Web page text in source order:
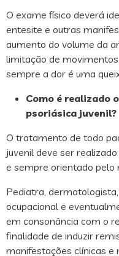
O exame físico deverá
entesite e outras
aumento do volume da
limitação de
sempre a dor é uma
Como é
psoriásica juvenil?
O tratamento de todo
juvenil deve ser
e sempre orientado pelo
Pediatra,
ocupacional e
em consonância com o
finalidade de induzir
manifestações clínicas e